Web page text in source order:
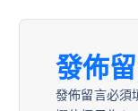
發佈
發佈留言必須